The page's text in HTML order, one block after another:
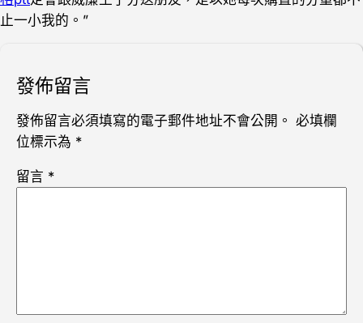
止一小我的。”
發佈留言
發佈留言必須填寫的電子郵件地址不會公開。 必填欄
位標示為 *
留言 *